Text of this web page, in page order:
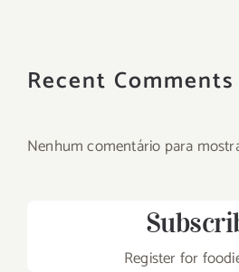
Recent Comments
Nenhum comentário para
Register for